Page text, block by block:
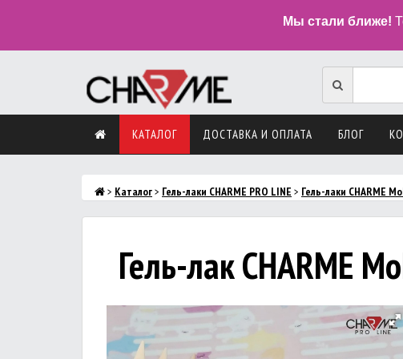
Мы стали ближе!
КАТАЛОГ ДОСТАВКА И ОПЛАТА БЛОГ
> Каталог> Гель-лаки CHARME PRO LINE > Гель-лаки CHARMЕ
Гель-лак CHARME